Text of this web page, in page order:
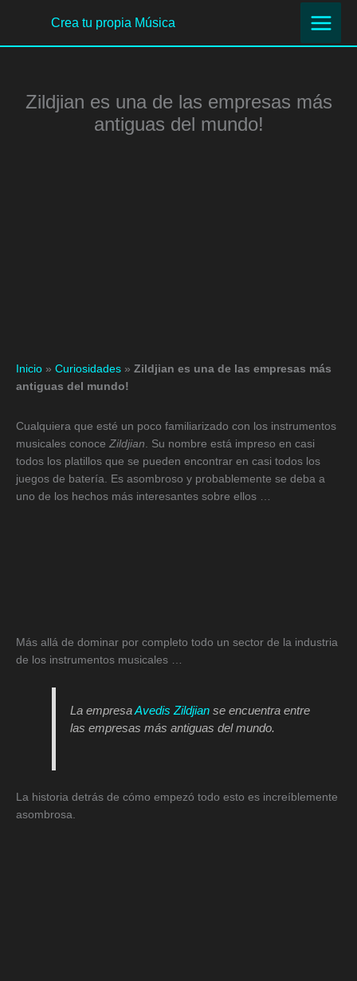
contenido
Crea tu propia Música
Zildjian es una de las empresas más
antiguas del mundo!
Inicio » Curiosidades » Zildjian es una de las empresas más
antiguas del mundo!
Cualquiera que esté un poco familiarizado con los instrumentos
musicales conoce Zildjian . Su nombre está impreso en casi
todos los platillos que se pueden encontrar en casi todos los
juegos de batería. Es asombroso y probablemente se deba a
uno de los hechos más interesantes sobre ellos …
Más allá de dominar por completo todo un sector de la industria
de los instrumentos musicales …
La empresaAvedis Zildjian se encuentra entre
las empresas más antiguas del mundo.
La historia detrás de cómo empezó todo esto es increíblemente
asombrosa.